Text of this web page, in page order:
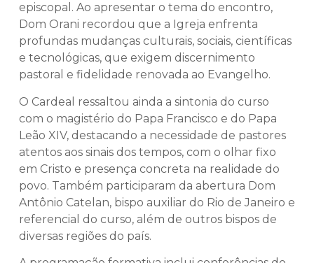
episcopal. Ao apresentar o tema do encontro,
Dom Orani recordou que a Igreja enfrenta
profundas mudanças culturais, sociais, científicas
e tecnológicas, que exigem discernimento
pastoral e fidelidade renovada ao Evangelho.
O Cardeal ressaltou ainda a sintonia do curso
com o magistério do Papa Francisco e do Papa
Leão XIV, destacando a necessidade de pastores
atentos aos sinais dos tempos, com o olhar fixo
em Cristo e presença concreta na realidade do
povo. Também participaram da abertura Dom
Antônio Catelan, bispo auxiliar do Rio de Janeiro e
referencial do curso, além de outros bispos de
diversas regiões do país.